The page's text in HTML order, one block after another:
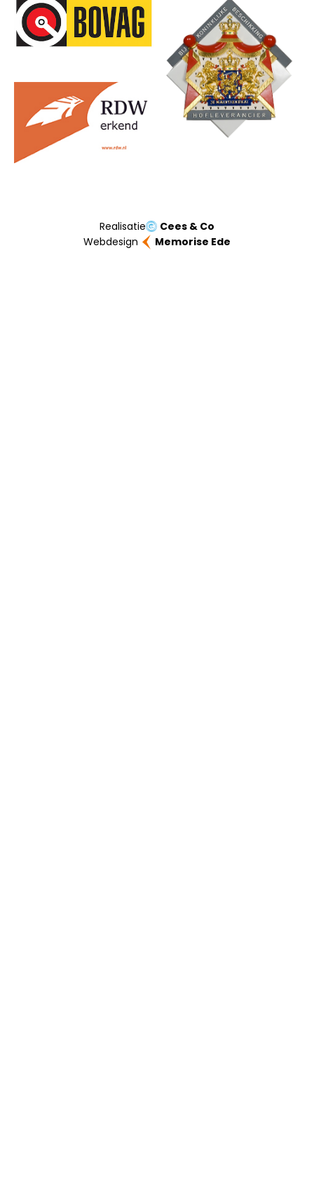
Onze partners
Realisatie
Cees & Co
Webdesign
Memorise Ede